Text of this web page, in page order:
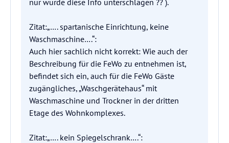
nur wurde diese Info unterschlagen ?? ).
Zitat:„…. spartanische Einrichtung, keine
Waschmaschine….“:
Auch hier sachlich nicht korrekt: Wie auch der
Beschreibung für die FeWo zu entnehmen ist,
befindet sich ein, auch für die FeWo Gäste
zugängliches, „Waschgerätehaus“ mit
Waschmaschine und Trockner in der dritten
Etage des Wohnkomplexes.
Zitat:„…. kein Spiegelschrank….“: